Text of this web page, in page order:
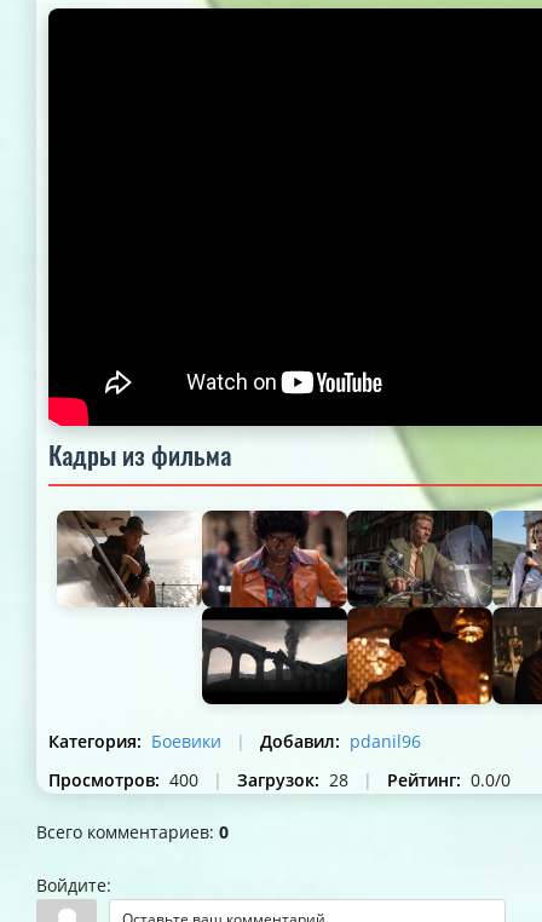
Кадры из фильма
Категория: Боевики | Добавил: pdanil96
Просмотров: 400 | Загрузок: 28 | Рейтинг: 0.0/0
Всего комментариев: 0
Войдите: